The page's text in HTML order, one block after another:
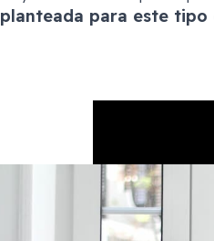
planteada para este tipo